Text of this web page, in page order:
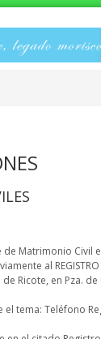
Matrimonio Civil
al REGISTRO
Ricote, en Pza. de
tema: Teléfono